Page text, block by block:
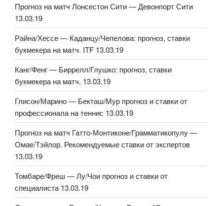
Прогноз на матч Лонсестон Сити — Девонпорт Сити
13.03.19
Райна/Хессе — Каданцу/Чепелова: прогноз, ставки
букмекера на матч. ITF 13.03.19
Канг/Фенг — Биррелл/Глушко: прогноз, ставки
букмекера на матч. 13.03.19
Глисон/Марино — Бекташ/Мур прогноз и ставки от
профессионала на теннис 13.03.19
Прогноз на матч Гатто-Монтиконе/Грамматикопулу —
Омае/Тэйлор. Рекомендуемые ставки от экспертов
13.03.19
Томбаре/Фреш — Лу/Чои прогноз и ставки от
специалиста 13.03.19